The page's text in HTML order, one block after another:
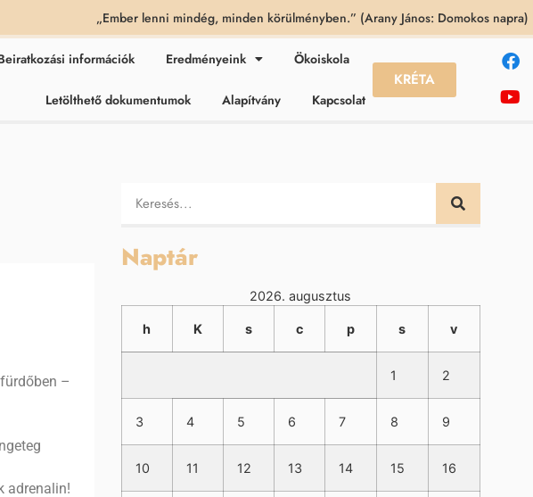
„Ember lenni mindég, minden körülményben.” (Arany János: Domokos napra)
információk Eredményeink Ökoiskola
Letölthető dokumentumok Alapítvány Kapcsolat
KRÉTA
–
adrenalin!
Naptár
2026. augusztus
h K s c p s v
1 2
3 4 5 6 7 8 9
10 11 12 13 14 15 16